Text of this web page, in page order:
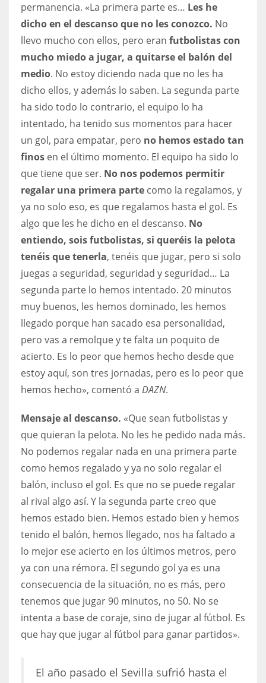
DEN
24
PIT
20
NE
16
OAK
19
NYG
24
MIA
17
permanencia. «La primera parte es… Les he
dicho en el descanso que no les conozco. No
llevo mucho con ellos, pero eran futbolistas con
mucho miedo a jugar, a quitarse el balón del
medio. No estoy diciendo nada que no les ha
dicho ellos, y además lo saben. La segunda parte
ha sido todo lo contrario, el equipo lo ha
intentado, ha tenido sus momentos para hacer
un gol, para empatar, pero no hemos estado tan
finos en el último momento. El equipo ha sido lo
que tiene que ser. No nos podemos permitir
regalar una primera parte como la regalamos, y
ya no solo eso, es que regalamos hasta el gol. Es
algo que les he dicho en el descanso. No
entiendo, sois futbolistas, si queréis la pelota
tenéis que tenerla, tenéis que jugar, pero si solo
juegas a seguridad, seguridad y seguridad… La
segunda parte lo hemos intentado. 20 minutos
muy buenos, les hemos dominado, les hemos
llegado porque han sacado esa personalidad,
pero vas a remolque y te falta un poquito de
acierto. Es lo peor que hemos hecho desde que
estoy aquí, son tres jornadas, pero es lo peor que
hemos hecho», comentó a DAZN.
Mensaje al descanso. «Que sean futbolistas y
que quieran la pelota. No les he pedido nada más.
No podemos regalar nada en una primera parte
como hemos regalado y ya no solo regalar el
balón, incluso el gol. Es que no se puede regalar
al rival algo así. Y la segunda parte creo que
hemos estado bien. Hemos estado bien y hemos
tenido el balón, hemos llegado, nos ha faltado a
lo mejor ese acierto en los últimos metros, pero
ya con una rémora. El segundo gol ya es una
consecuencia de la situación, no es más, pero
tenemos que jugar 90 minutos, no 50. No se
intenta a base de coraje, sino de jugar al fútbol. Es
que hay que jugar al fútbol para ganar partidos».
El año pasado el Sevilla sufrió hasta el